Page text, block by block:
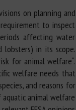
on planning and
to inspect
affecting water
lobsters) in its scope.
for animal welfare“.
welfare needs that
and reasons for
animal welfare